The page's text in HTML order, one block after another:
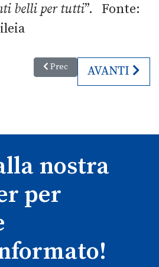
belli per tutti”. Fonte:
Articolo precedente:
Prec ARTICOLO
AVANTI
nostra
per